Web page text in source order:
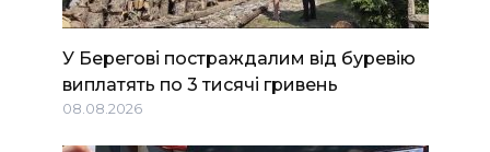
У Берегові постраждалим від буревію
виплатять по 3 тисячі гривень
08.08.2026